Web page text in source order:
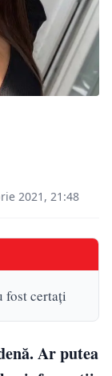
2021, 21:48
fost certați
Ar putea